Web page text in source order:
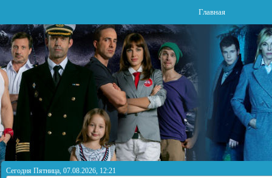
Главная
Сегодня Пятница, 07.08.2026, 12:21